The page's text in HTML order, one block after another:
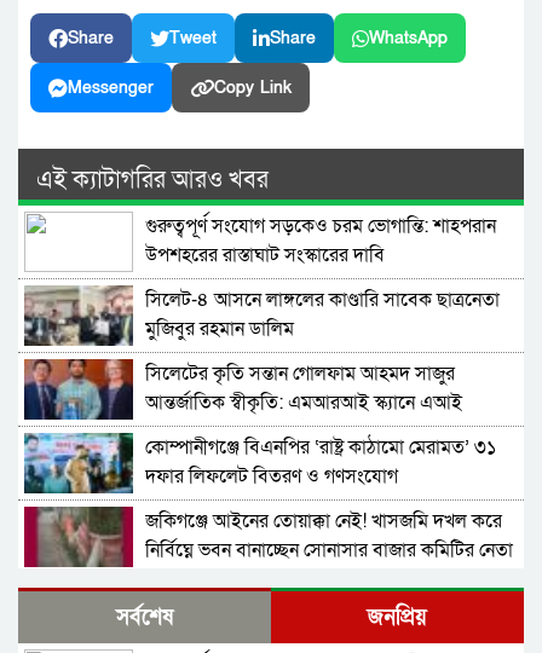
Share Tweet Share WhatsApp
Messenger Copy Link
এই ক্যাটাগরির আরও খবর
গুরুত্বপূর্ণ সংযোগ সড়কেও চরম ভোগান্তি: শাহপরান
উপশহরের রাস্তাঘাট সংস্কারের দাবি
সিলেট-৪ আসনে লাঙ্গলের কাণ্ডারি সাবেক ছাত্রনেতা
মুজিবুর রহমান ডালিম
সিলেটের কৃতি সন্তান গোলফাম আহমদ সাজুর
আন্তর্জাতিক স্বীকৃতি: এমআরআই স্ক্যানে এআই
প্রয়োগে পিএইচডি অর্জন
কোম্পানীগঞ্জে বিএনপির ‘রাষ্ট্র কাঠামো মেরামত’ ৩১
দফার লিফলেট বিতরণ ও গণসংযোগ
জকিগঞ্জে আইনের তোয়াক্কা নেই! খাসজমি দখল করে
নির্বিঘ্নে ভবন বানাচ্ছেন সোনাসার বাজার কমিটির নেতা
বন্ধ থাকবে সিলেটের ৭টি এলাকায় দীর্ঘ ৯ ঘণ্টা বিদ্যুৎ
সর্বশেষ জনপ্রিয়